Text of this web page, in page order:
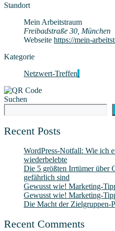
Standort
Mein Arbeitstraum
Freibadstraße 30, München
Webseite https://mein-
Kategorie
Netzwert-Treffen
Suchen
Recent Posts
Word­Press-Not­fall: Wie ich
wiederbelebte
Die 5 größ­ten Irr­tü­mer über
gefähr­lich sind
Gewusst wie! Mar­ke­ting-
Gewusst wie! Mar­ke­ting-
Die Macht der Zielgruppen-
Recent Comments